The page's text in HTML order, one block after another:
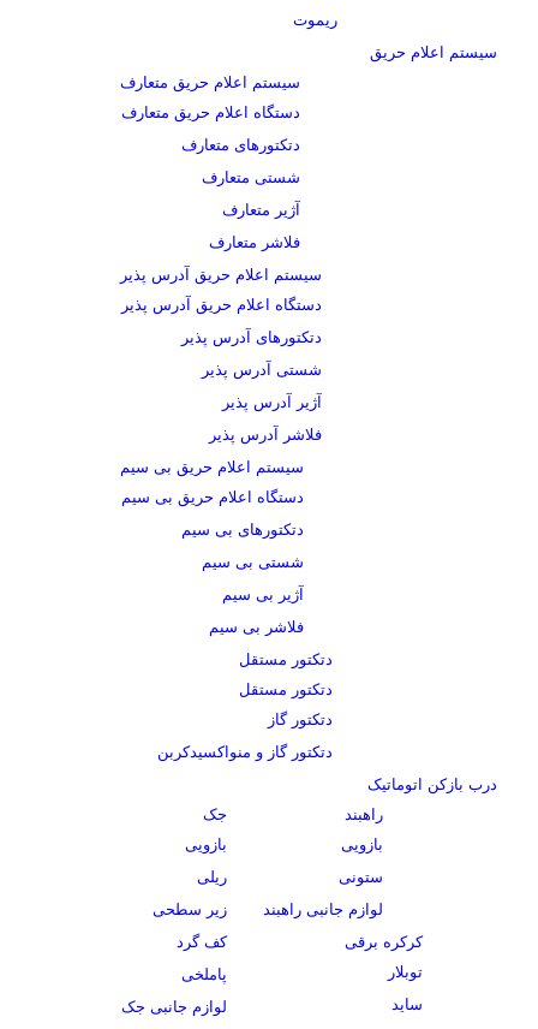
ریموت
سیستم اعلام حریق
سیستم اعلام حریق متعارف
دستگاه اعلام حریق متعارف
دتکتورهای متعارف
شستی متعارف
آژیر متعارف
فلاشر متعارف
سیستم اعلام حریق آدرس پذیر
دستگاه اعلام حریق آدرس پذیر
دتکتورهای آدرس پذیر
شستی آدرس پذیر
آژیر آدرس پذیر
فلاشر آدرس پذیر
سیستم اعلام حریق بی سیم
دستگاه اعلام حریق بی سیم
دتکتورهای بی سیم
شستی بی سیم
آژیر بی سیم
فلاشر بی سیم
دتکتور مستقل
دتکتور مستقل
دتکتور گاز
دتکتور گاز و منواکسیدکربن
درب بازکن اتوماتیک
جک
بازویی
ریلی
زیر سطحی
کف گرد
پاملخی
لوازم جانبی جک
راهبند
بازویی
ستونی
لوازم جانبی راهبند
کرکره برقی
توبلار
ساید